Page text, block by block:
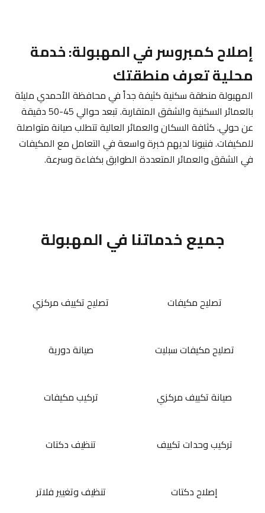
إصلاح كمبروسر في المهبولة: خدمة
محلية تعرف منطقتك
المهبولة منطقة سكنية كثيفة جداً في محافظة الأحمدي مليئة
بالعمائر السكنية والشقق المتقاربة. تبعد حوالي 45-50 دقيقة
عن حولي. كثافة السكان والعمائر العالية تتطلب صيانة متواصلة
للمكيفات. فنيونا لديهم خبرة واسعة في التعامل مع المكيفات
في الشقق والعمائر المتعددة الطوابق بكفاءة وسرعة.
جميع خدماتنا في المهبولة
تصليح مكيفات تصليح تكييف مركزي
تصليح مكيفات سبليت صيانة دورية
صيانة تكييف مركزي تركيب مكيفات
تركيب وحدات تكييف تنظيف دكتات
إصلاح دكتات تنظيف وتغيير فلاتر